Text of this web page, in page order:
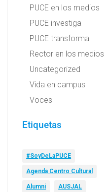
PUCE en los medios
PUCE investiga
PUCE transforma
Rector en los medios
Uncategorized
Vida en campus
Voces
Etiquetas
#SoyDeLaPUCE
Agenda Centro Cultural
Alumni AUSJAL